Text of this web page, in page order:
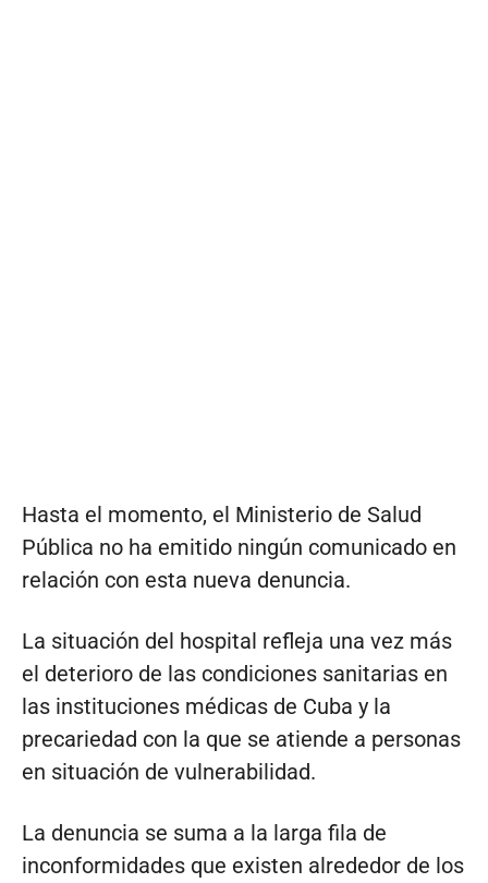
Hasta el momento, el Ministerio de Salud
Pública no ha emitido ningún comunicado en
relación con esta nueva denuncia.
La situación del hospital refleja una vez más
el deterioro de las condiciones sanitarias en
las instituciones médicas de Cuba y la
precariedad con la que se atiende a personas
en situación de vulnerabilidad.
La denuncia se suma a la larga fila de
inconformidades que existen alrededor de los